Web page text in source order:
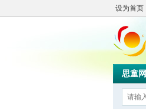
设为首页
思童网